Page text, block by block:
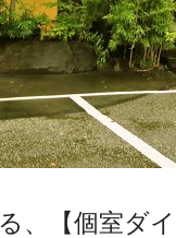
、【個室ダ